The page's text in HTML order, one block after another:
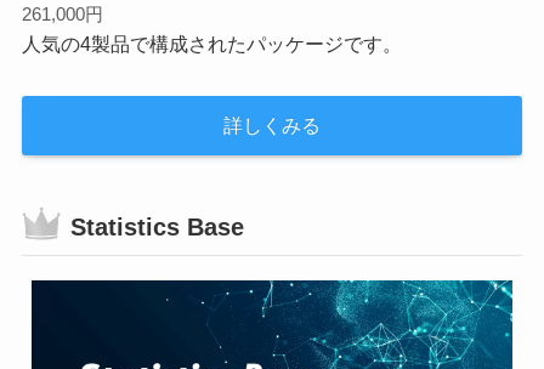
261,000円
人気の4製品で構成されたパッケージです。
詳しくみる
Statistics Base